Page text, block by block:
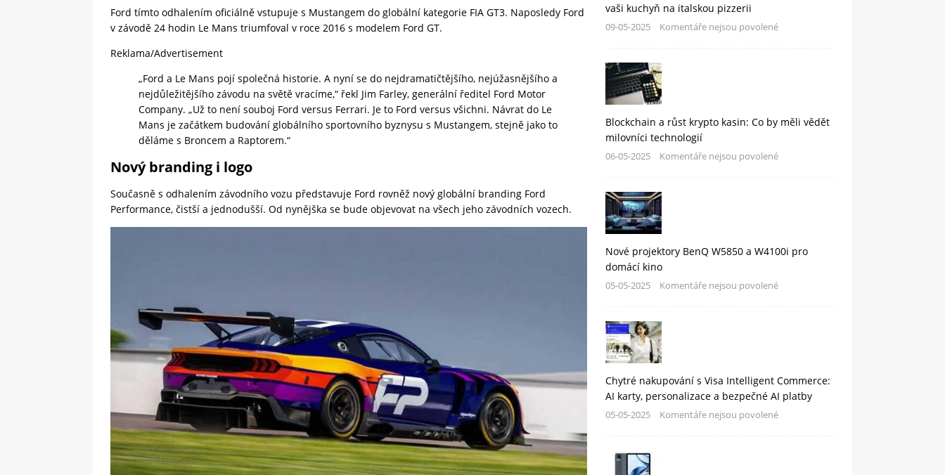
Ford tímto odhalením oficiálně vstupuje s Mustangem do globální kategorie FIA GT3. Naposledy Ford
v závodě 24 hodin Le Mans triumfoval v roce 2016 s modelem Ford GT.
Reklama/Advertisement
„Ford a Le Mans pojí společná historie. A nyní se do nejdramatičtějšího, nejúžasnějšího a
nejdůležitějšího závodu na světě vracíme,“ řekl Jim Farley, generální ředitel Ford Motor
Company. „Už to není souboj Ford versus Ferrari. Je to Ford versus všichni. Návrat do Le
Mans je začátkem budování globálního sportovního byznysu s Mustangem, stejně jako to
děláme s Broncem a Raptorem.“
Nový branding i logo
Současně s odhalením závodního vozu představuje Ford rovněž nový globální branding Ford
Performance, čistší a jednodušší. Od nynějška se bude objevovat na všech jeho závodních vozech.
vaši kuchyň na italskou pizzerii
09-05-2025 Komentáře nejsou povolené
Blockchain a růst krypto kasin: Co by měli vědět
milovníci technologií
06-05-2025 Komentáře nejsou povolené
Nové projektory BenQ W5850 a W4100i pro
domácí kino
05-05-2025 Komentáře nejsou povolené
Chytré nakupování s Visa Intelligent Commerce:
AI karty, personalizace a bezpečné AI platby
05-05-2025 Komentáře nejsou povolené